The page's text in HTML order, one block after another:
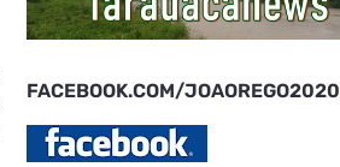
FACEBOOK.COM/JOAOREGO2020